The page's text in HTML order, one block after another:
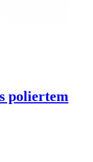
poliertem